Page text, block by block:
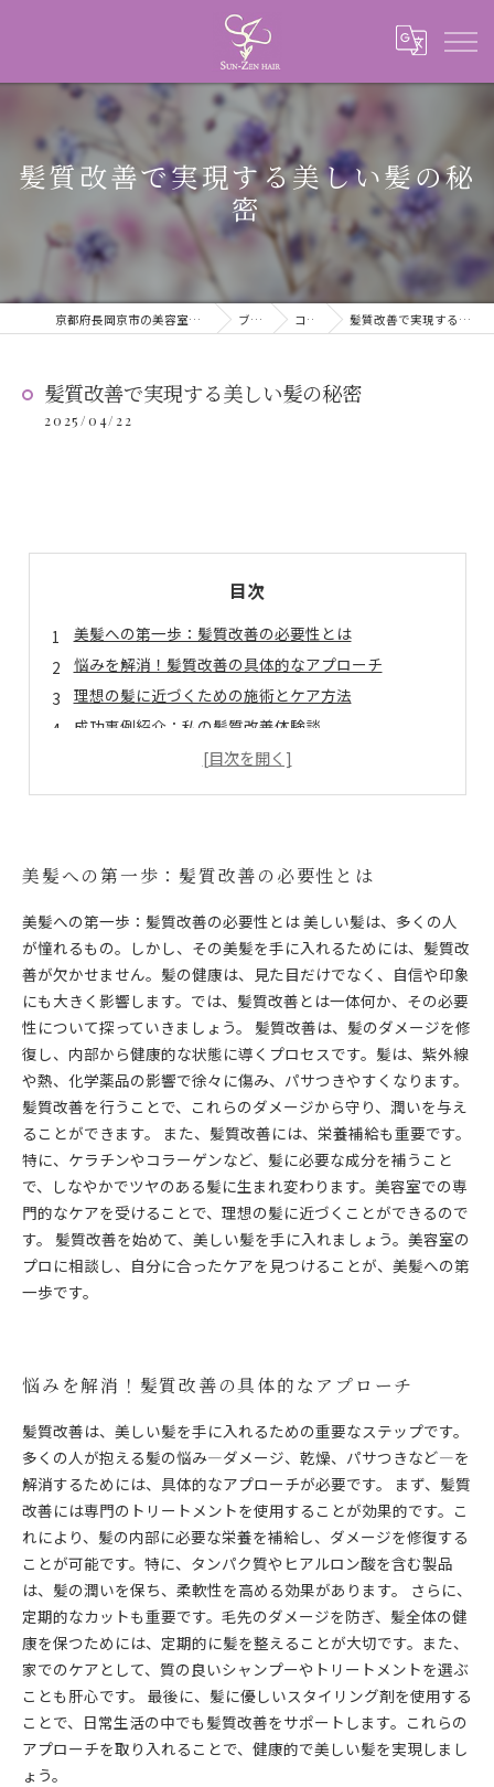
髪質改善で実現する美しい髪の秘
密
京都府長岡京市の美容室ならSUN-ZEN HAIR ブログ コラム 髪質改善で実現する美しい髪の秘密
髪質改善で実現する美しい髪の秘密
2025/04/22
目次
美髪への第一歩：髪質改善の必要性とは
悩みを解消！髪質改善の具体的なアプローチ
理想の髪に近づくための施術とケア方法
成功事例紹介：私の髪質改善体験談
美しい髪を手に入れるための維持方法
美髪への第一歩：髪質改善の必要性とは
美髪への第一歩：髪質改善の必要性とは 美しい髪は、多くの人
が憧れるもの。しかし、その美髪を手に入れるためには、髪質改
善が欠かせません。髪の健康は、見た目だけでなく、自信や印象
にも大きく影響します。では、髪質改善とは一体何か、その必要
性について探っていきましょう。 髪質改善は、髪のダメージを修
復し、内部から健康的な状態に導くプロセスです。髪は、紫外線
や熱、化学薬品の影響で徐々に傷み、パサつきやすくなります。
髪質改善を行うことで、これらのダメージから守り、潤いを与え
ることができます。 また、髪質改善には、栄養補給も重要です。
特に、ケラチンやコラーゲンなど、髪に必要な成分を補うこと
で、しなやかでツヤのある髪に生まれ変わります。美容室での専
門的なケアを受けることで、理想の髪に近づくことができるので
す。 髪質改善を始めて、美しい髪を手に入れましょう。美容室の
プロに相談し、自分に合ったケアを見つけることが、美髪への第
一歩です。
悩みを解消！髪質改善の具体的なアプローチ
髪質改善は、美しい髪を手に入れるための重要なステップです。
多くの人が抱える髪の悩み—ダメージ、乾燥、パサつきなど—を
解消するためには、具体的なアプローチが必要です。 まず、髪質
改善には専門のトリートメントを使用することが効果的です。こ
れにより、髪の内部に必要な栄養を補給し、ダメージを修復する
ことが可能です。特に、タンパク質やヒアルロン酸を含む製品
は、髪の潤いを保ち、柔軟性を高める効果があります。 さらに、
定期的なカットも重要です。毛先のダメージを防ぎ、髪全体の健
康を保つためには、定期的に髪を整えることが大切です。また、
家でのケアとして、質の良いシャンプーやトリートメントを選ぶ
ことも肝心です。 最後に、髪に優しいスタイリング剤を使用する
ことで、日常生活の中でも髪質改善をサポートします。これらの
アプローチを取り入れることで、健康的で美しい髪を実現しまし
ょう。